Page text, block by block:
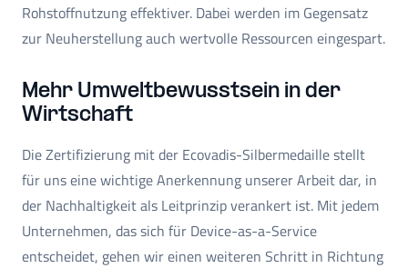
Rohstoffnutzung effektiver. Dabei werden im Gegensatz
zur Neuherstellung auch wertvolle Ressourcen eingespart.
Mehr Umweltbewusstsein in der
Wirtschaft
Die Zertifizierung mit der Ecovadis-Silbermedaille stellt
für uns eine wichtige Anerkennung unserer Arbeit dar, in
der Nachhaltigkeit als Leitprinzip verankert ist. Mit jedem
Unternehmen, das sich für Device-as-a-Service
entscheidet, gehen wir einen weiteren Schritt in Richtung